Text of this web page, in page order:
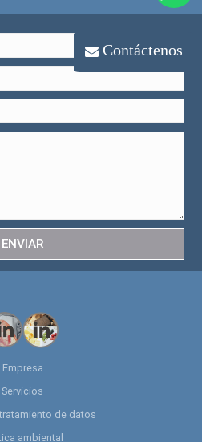
Contáctenos
ENVIAR
Empresa
Servicios
de datos
ambiental